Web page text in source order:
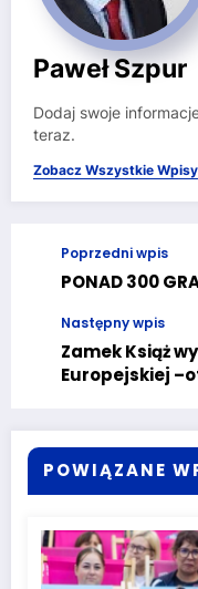
Paweł Szpur
Dodaj swoje
teraz.
Zobacz Wszystkie Wpisy
Poprzedni wpis
PONAD 300
Następny wpis
Zamek Książ
Europejskiej
POWIĄZANE